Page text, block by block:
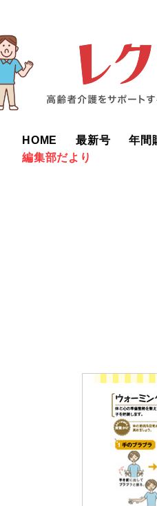
HOME 最新号 年間
編集部だより